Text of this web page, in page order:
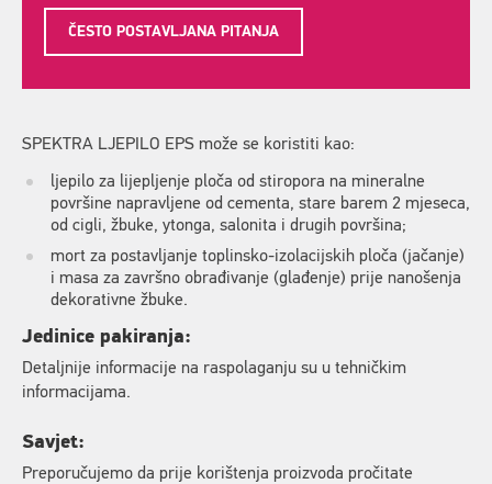
ČESTO POSTAVLJANA PITANJA
SPEKTRA LJEPILO EPS može se koristiti kao:
ljepilo za lijepljenje ploča od stiropora na mineralne
površine napravljene od cementa, stare barem 2 mjeseca,
od cigli, žbuke, ytonga, salonita i drugih površina;
mort za postavljanje toplinsko-izolacijskih ploča (jačanje)
i masa za završno obrađivanje (glađenje) prije nanošenja
dekorativne žbuke.
Jedinice pakiranja:
Detaljnije informacije na raspolaganju su u tehničkim
informacijama.
Savjet:
Preporučujemo da prije korištenja proizvoda pročitate